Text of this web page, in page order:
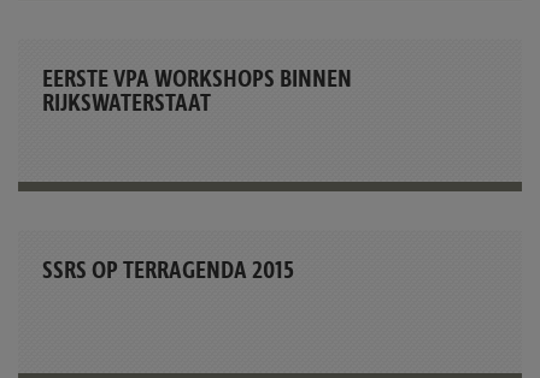
EERSTE VPA WORKSHOPS BINNEN
RIJKSWATERSTAAT
SSRS OP TERRAGENDA 2015